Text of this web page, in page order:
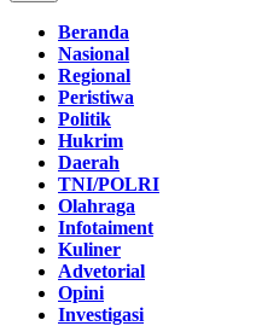
Beranda
Nasional
Regional
Peristiwa
Politik
Hukrim
Daerah
TNI/POLRI
Olahraga
Infotaiment
Kuliner
Advetorial
Opini
Investigasi